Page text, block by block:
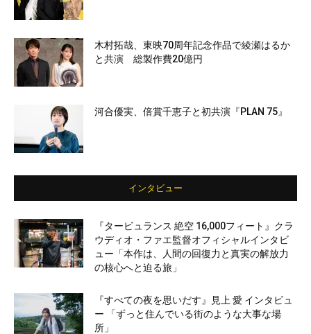
木村拓哉、東映70周年記念作品で綾瀬はるか
と共演 総製作費20億円
河合優実、倍賞千恵子と初共演『PLAN 75』
インタビュー
『タービュランス 絶空 16,000フィート』クラ
ウディオ・ファエ監督オフィシャルインタビ
ュー「本作は、人間の回復力と真実の解放力
の核心へと迫る旅」
『すべての夜を思いだす』見上 愛 インタビュ
ー 「ずっと住んでいる街のような大事な場
所」